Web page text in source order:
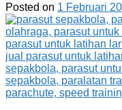
Posted on 1 Februari